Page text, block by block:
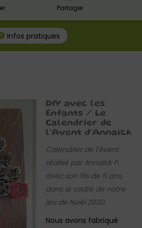
Partager
Infos pratiques
DIY avec les
Enfants / Le
Calendrier de
l’Avent d’Annaïck
Calendrier de l’Avent
réalisé par Annaïck P.
avec son fils de 5 ans,
dans le cadre de notre
jeu de Noël 2020
Nous avons fabriqué